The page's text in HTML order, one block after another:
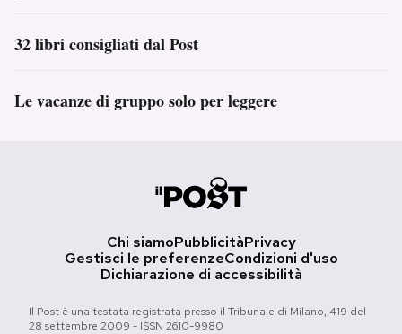
32 libri consigliati dal Post
Le vacanze di gruppo solo per leggere
Chi siamoPubblicitàPrivacy
Gestisci le preferenzeCondizioni d'uso
Dichiarazione di accessibilità
Il Post è una testata registrata presso il Tribunale di Milano, 419 del
28 settembre 2009 - ISSN 2610-9980